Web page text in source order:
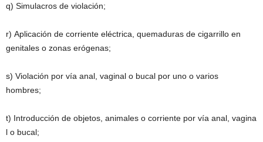
q) Simulacros de violación;
r) Aplicación de corriente eléctrica, quemaduras de cigarrillo en
genitales o zonas erógenas;
s) Violación por vía anal, vaginal o bucal por uno o varios
hombres;
t) Introducción de objetos, animales o corriente por vía anal, vagina
l o bucal;